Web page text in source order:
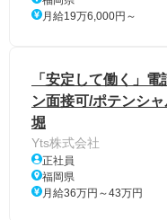
月給19万6,000円～
「安定して働く」
ン面接可/ポテンシ
堀
Yts株式会社
正社員
福岡県
月給36万円～43万円